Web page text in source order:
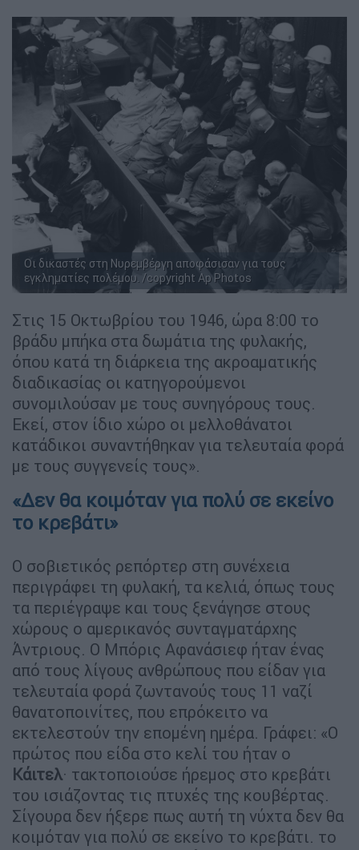
Οι δικαστές στη Νυρεμβέργη αποφάσισαν για τους
εγκληματίες πολέμου. /copyright Ap Photos
Στις 15 Οκτωβρίου του 1946, ώρα 8:00 το
βράδυ μπήκα στα δωμάτια της φυλακής,
όπου κατά τη διάρκεια της ακροαματικής
διαδικασίας οι κατηγορούμενοι
συνομιλούσαν με τους συνηγόρους τους.
Εκεί, στον ίδιο χώρο οι μελλοθάνατοι
κατάδικοι συναντήθηκαν για τελευταία φορά
με τους συγγενείς τους».
«Δεν θα κοιμόταν για πολύ σε εκείνο
το κρεβάτι»
Ο σοβιετικός ρεπόρτερ στη συνέχεια
περιγράφει τη φυλακή, τα κελιά, όπως τους
τα περιέγραψε και τους ξενάγησε στους
χώρους ο αμερικανός συνταγματάρχης
Άντριους. Ο Μπόρις Αφανάσιεφ ήταν ένας
από τους λίγους ανθρώπους που είδαν για
τελευταία φορά ζωντανούς τους 11 ναζί
θανατοποινίτες, που επρόκειτο να
εκτελεστούν την επομένη ημέρα. Γράφει: «Ο
πρώτος που είδα στο κελί του ήταν ο
Κάιτελ· τακτοποιούσε ήρεμος στο κρεβάτι
του ισιάζοντας τις πτυχές της κουβέρτας.
Σίγουρα δεν ήξερε πως αυτή τη νύχτα δεν θα
κοιμόταν για πολύ σε εκείνο το κρεβάτι. το